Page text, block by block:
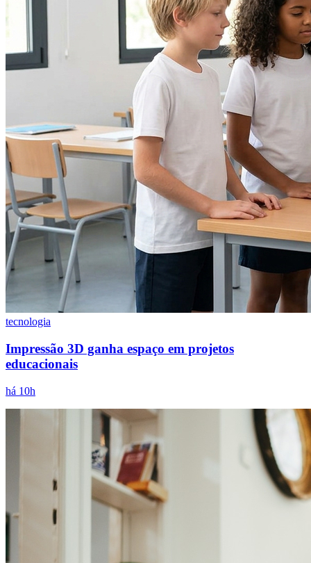
São Paulo
tecnologia
Impressão 3D ganha espaço em projetos
educacionais
há 10h